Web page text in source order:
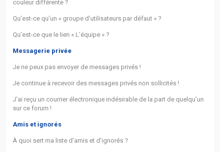
couleur différente ?
Qu’est-ce qu’un « groupe d’utilisateurs par défaut » ?
Qu’est-ce que le lien « L’équipe » ?
Messagerie privée
Je ne peux pas envoyer de messages privés !
Je continue à recevoir des messages privés non sollicités !
J’ai reçu un courrier électronique indésirable de la part de quelqu’un
sur ce forum !
Amis et ignorés
À quoi sert ma liste d’amis et d’ignorés ?